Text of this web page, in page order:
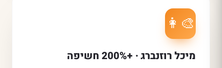
👩‍🎨
מיכל רוזנברג · +200% חשיפה